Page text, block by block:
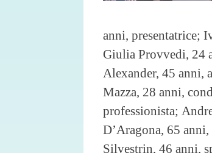
anni, presentatrice;
Giulia Provvedi, 24
Alexander, 45 anni,
Mazza, 28 anni,
professionista;
D’Aragona, 65
Silvestrin, 46 anni,